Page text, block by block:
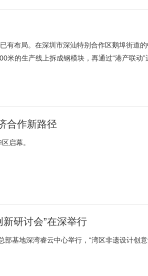
有布局。在深圳市深汕特别合作区鹅埠街道
米的生产线上拆成钢模块，再通过“港产联动
合作新路径
启幕。
新研讨会”在深举行
基地深湾睿云中心举行，“湾区非遗设计创